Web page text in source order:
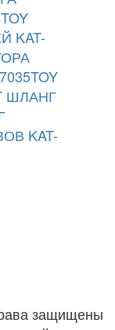
KAT-
ШЛАНГ
KAT-
защищены